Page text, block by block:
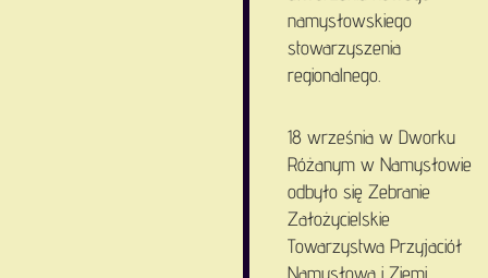
namysłowskiego
stowarzyszenia
regionalnego.
18 września w Dworku
Różanym w Namysłowie
odbyło się Zebranie
Założycielskie
Towarzystwa Przyjaciół
Namysłowa i Ziemi